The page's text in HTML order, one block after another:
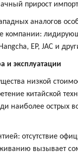
прирост
аналогов
компании:
EP, JAC и
и эксплуатации
низкой
китайской
наиболее острых
отсутствие
вызывает